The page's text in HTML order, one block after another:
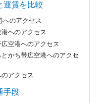
運賃を比較
へのアクセス
へのアクセス
空港へのアクセス
かち帯広空港へのアクセ
アクセス
手段